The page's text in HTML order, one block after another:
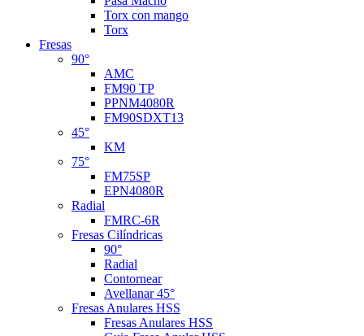
Torx con mango
Torx
Fresas
90°
AMC
FM90 TP
PPNM4080R
FM90SDXT13
45°
KM
75°
FM75SP
EPN4080R
Radial
FMRC-6R
Fresas Cilíndricas
90°
Radial
Contornear
Avellanar 45°
Fresas Anulares HSS
Fresas Anulares HSS